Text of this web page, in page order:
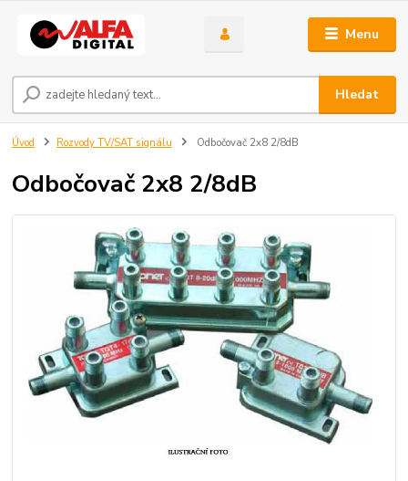
Menu
Hledat
Úvod Rozvody TV/SAT signálu Odbočovač 2x8 2/8dB
Odbočovač 2x8 2/8dB